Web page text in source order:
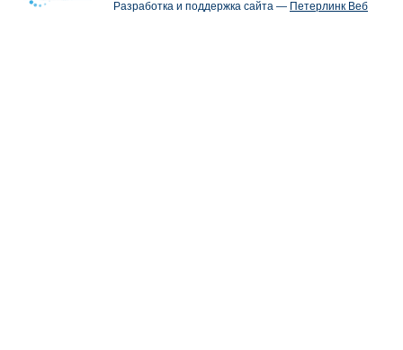
Разработка и поддержка сайта — Петерлинк Веб